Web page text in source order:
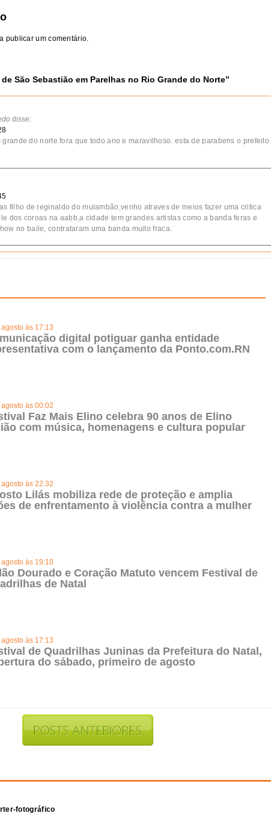
publicar um comentário.
de São Sebastião em Parelhas no Rio Grande do Norte”
disse:
do norte fora que todo ano e maravilhoso. esta de parabens o prefeito
filho de reginaldo do mulambão,venho atraves de meios fazer uma critica
dos coroas na aabb,a cidade tem grandes artistas como a banda feras e
no baile, contrataram uma banda muito fraca.
às 17:13
digital potiguar ganha entidade
com o lançamento da Ponto.com.RN
às 00:02
Faz Mais Elino celebra 90 anos de Elino
com música, homenagens e cultura popular
às 22:32
Lilás mobiliza rede de proteção e amplia
de enfrentamento à violência contra a mulher
às 19:10
Dourado e Coração Matuto vencem Festival de
de Natal
às 17:13
de Quadrilhas Juninas da Prefeitura do Natal,
do sábado, primeiro de agosto
fotográfico